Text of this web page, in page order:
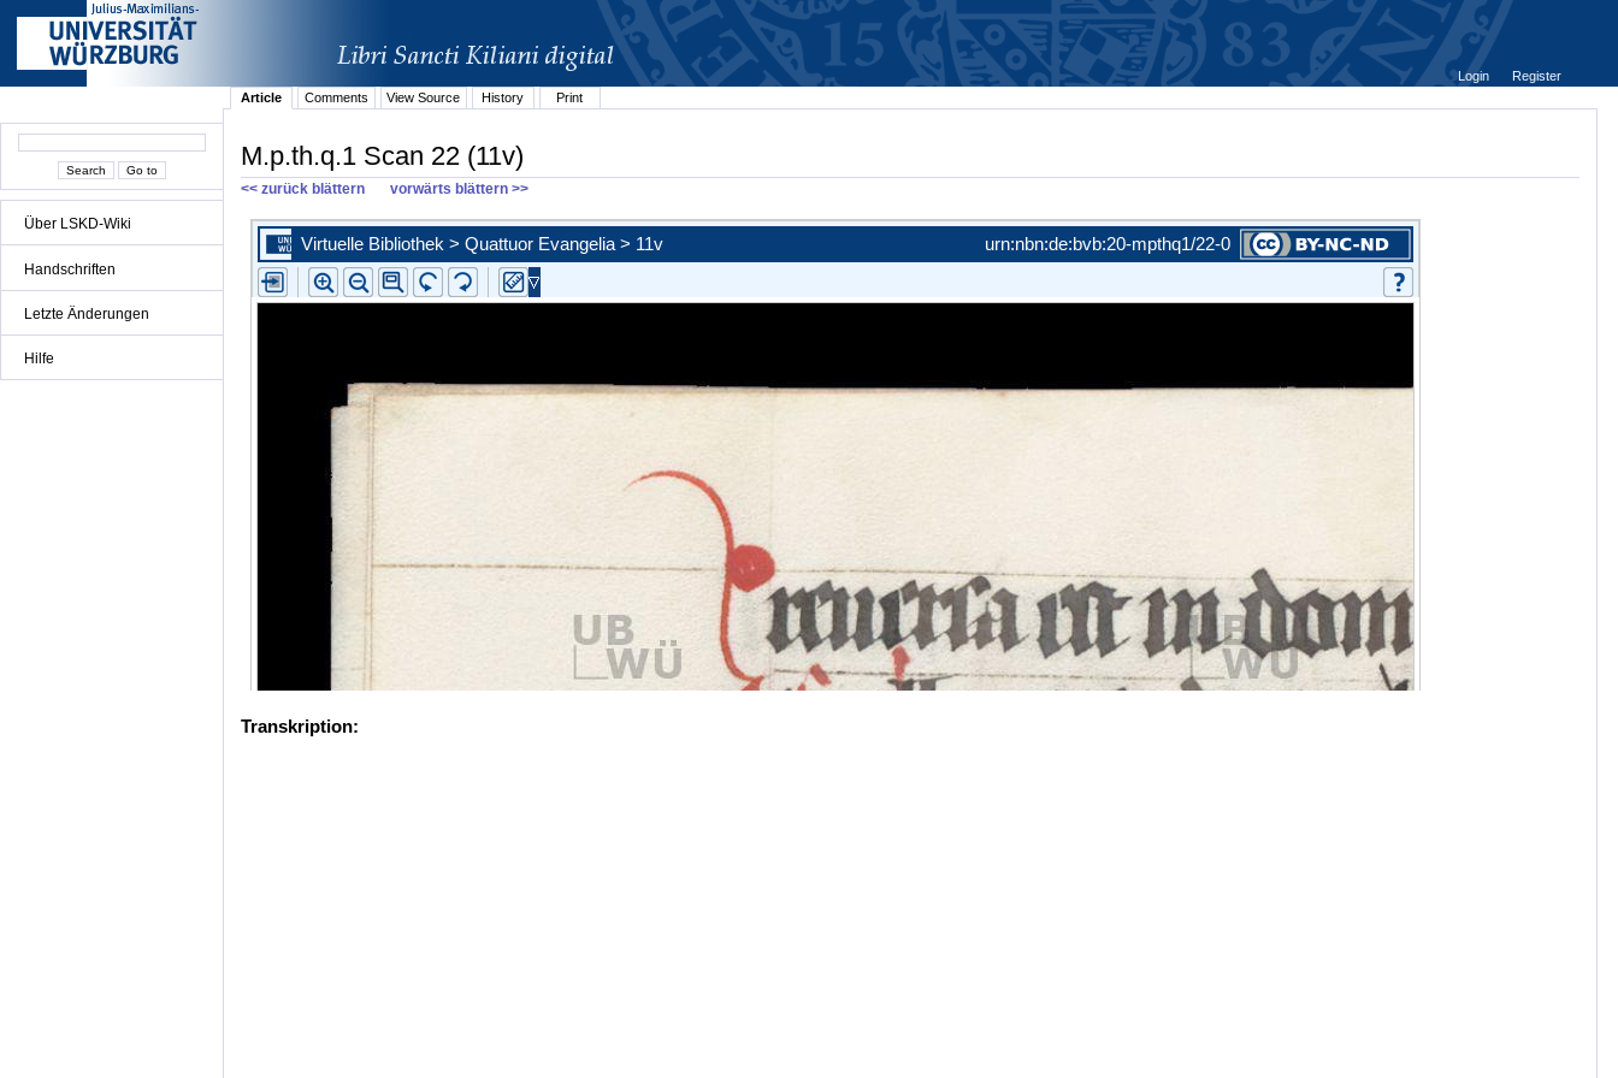
Über LSKD-Wiki
Handschriften
Letzte Änderungen
Hilfe
Login
Register
Article
Comments View Source History Print
M.p.th.q.1 Scan 22 (11v)
<< zurück blättern vorwärts blättern >>
Transkription: